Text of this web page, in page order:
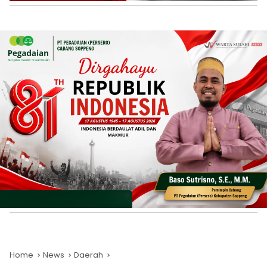
Home News Daerah